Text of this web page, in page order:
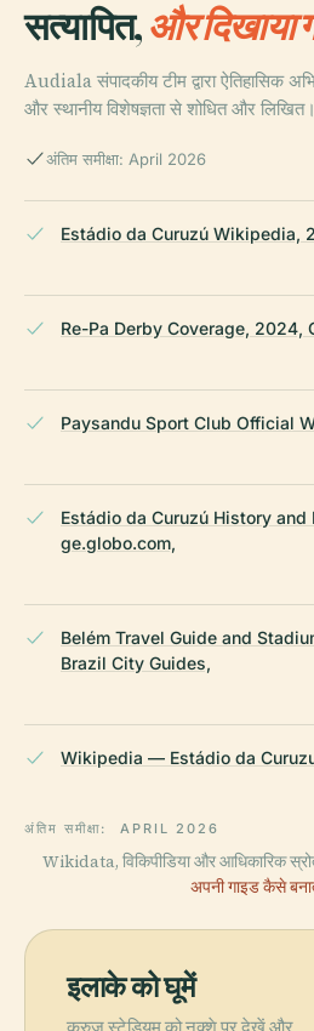
सत्यापित,और दिखाया
Audiala संपादकीय टीम द्वारा ऐतिहासिक
और स्थानीय विशेषज्ञता से शोधित और लिखित।
अंतिम समीक्षा: April 2026
Estádio da Curuzú Wikipedia,
Re-Pa Derby Coverage, 2024,
Paysandu Sport Club Official
Estádio da Curuzú History
ge.globo.com,
Belém Travel Guide and
Brazil City Guides,
Wikipedia — Estádio da
अंतिम समीक्षा: APRIL 2026
Wikidata, विकिपीडिया और आधिकारिक
अपनी गाइड कैसे
इलाके को घूमें